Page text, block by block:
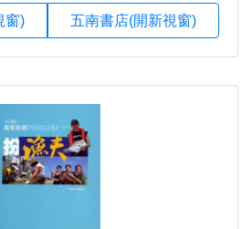
窗) 五南書店(開新視窗)